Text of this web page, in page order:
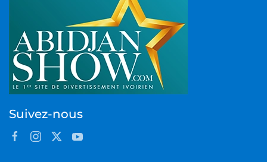
Suivez-nous